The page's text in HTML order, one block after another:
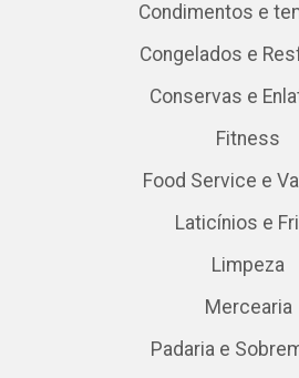
Condimentos e
Congelados e
Conservas e
Fitness
Food Service e
Laticínios e
Limpeza
Mercearia
Padaria e